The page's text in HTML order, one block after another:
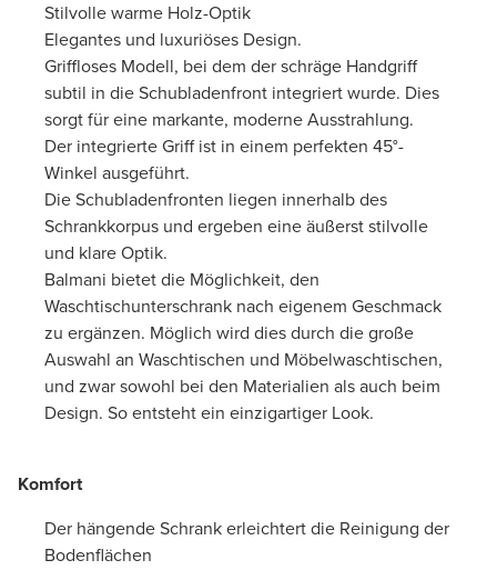
Stilvolle warme Holz-Optik
Elegantes und luxuriöses Design.
Griffloses Modell, bei dem der schräge Handgriff
subtil in die Schubladenfront integriert wurde. Dies
sorgt für eine markante, moderne Ausstrahlung.
Der integrierte Griff ist in einem perfekten 45°-
Winkel ausgeführt.
Die Schubladenfronten liegen innerhalb des
Schrankkorpus und ergeben eine äußerst stilvolle
und klare Optik.
Balmani bietet die Möglichkeit, den
Waschtischunterschrank nach eigenem Geschmack
zu ergänzen. Möglich wird dies durch die große
Auswahl an Waschtischen und Möbelwaschtischen,
und zwar sowohl bei den Materialien als auch beim
Design. So entsteht ein einzigartiger Look.
Komfort
Der hängende Schrank erleichtert die Reinigung der
Bodenflächen